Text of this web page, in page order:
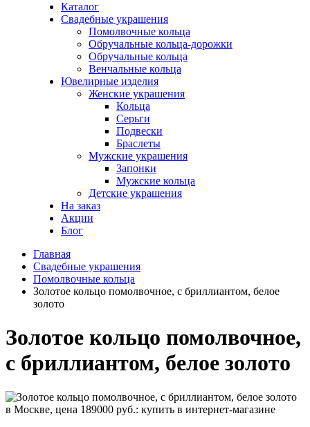
Каталог
Свадебные украшения
Помолвочные кольца
Обручальные кольца-дорожки
Обручальные кольца
Венчальные кольца
Ювелирные изделия
Женские украшения
Кольца
Серьги
Подвески
Браслеты
Мужские украшения
Запонки
Мужские кольца
Детские украшения
На заказ
Акции
Блог
Главная
Свадебные украшения
Помолвочные кольца
Золотое кольцо помолвочное, с бриллиантом, белое
золото
Золотое кольцо помолвочное,
с бриллиантом, белое золото